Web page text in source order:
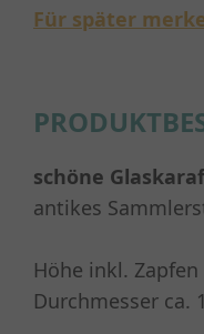
Für später
schöne
antikes
Höhe inkl. Zapfen
Durchmesser ca.